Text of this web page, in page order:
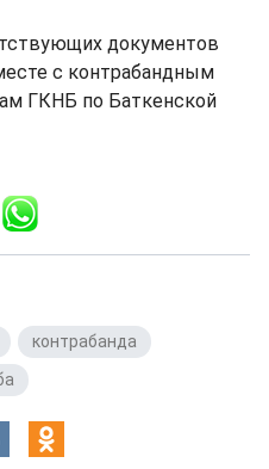
документов
с контрабандным
ГКНБ по Баткенской
контрабанда